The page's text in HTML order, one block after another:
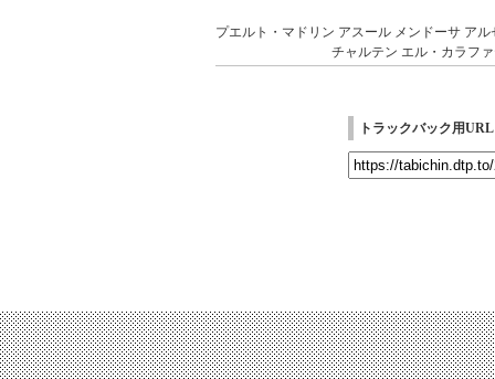
プエルト・マドリン アスール メンドーサ アル
チャルテン エル・カラフ
トラックバック用URL